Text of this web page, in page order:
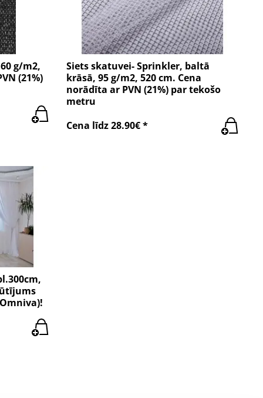
g/m2,
(21%)
Siets skatuvei- Sprinkler, baltā
krāsā, 95 g/m2, 520 cm. Cena
norādīta ar PVN (21%) par tekošo
metru
Cena līdz 28.90€ *